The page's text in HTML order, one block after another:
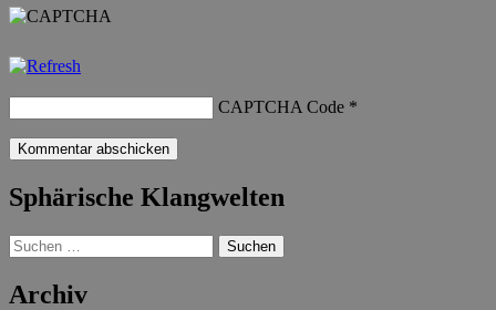
CAPTCHA Code *
Sphärische Klangwelten
Suchen
nach:
Archiv